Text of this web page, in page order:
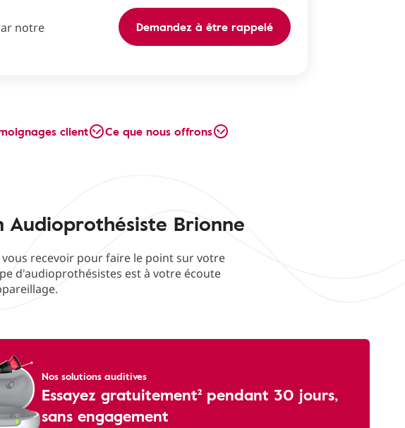
notre
Demandez à être rappelé
client Ce que nous offrons
Brionne
recevoir pour faire le point sur votre
d'audioprothésistes est à votre écoute
Nos solutions auditives
Essayez gratuitement² pendant 30 jours,
sans engagement